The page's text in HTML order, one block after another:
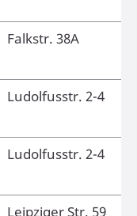
Falkstr. 38A
Ludolfusstr. 2-4
Ludolfusstr. 2-4
Leipziger Str. 59